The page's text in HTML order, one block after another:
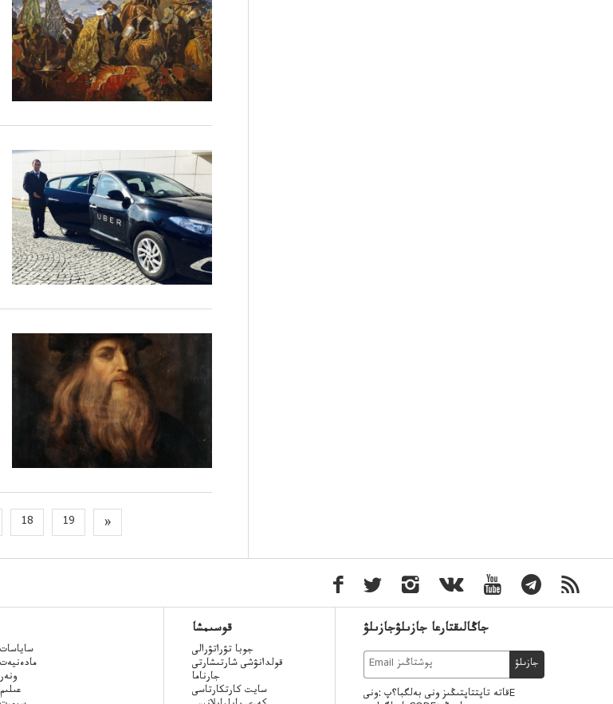
18 19 »
ساياسات
مادەنيەت
ونەر
عىلىم
قوسىمشا
جوبا تۋراتۋرالى
قولدانۋشى شارتىشارتى
جارناما
سايت كارتكارتاسى
جاڭالىقتارعا جازىلۋجازىلۋ
جازىلۋ
قاتە تاپتتاپتىڭىز ونى بەلگبا؟پ :ونىE